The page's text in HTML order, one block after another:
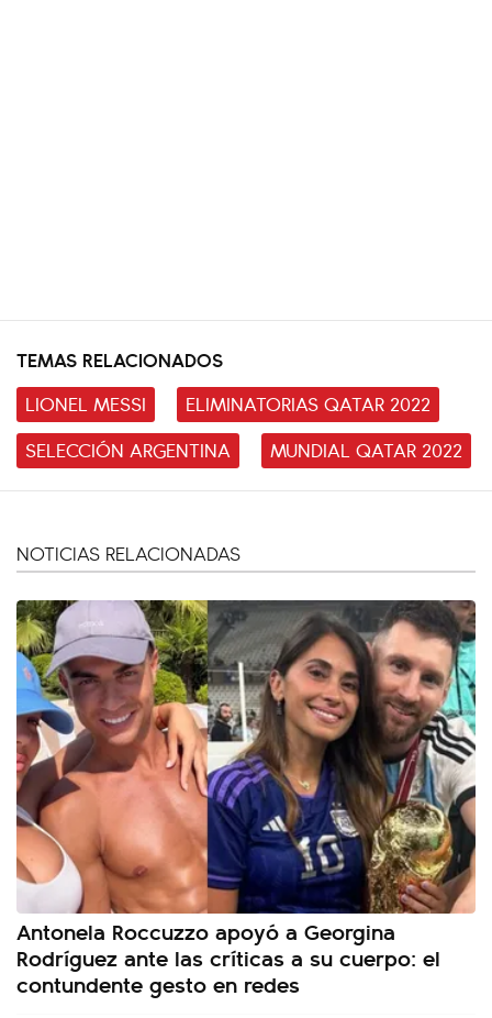
TEMAS RELACIONADOS
LIONEL MESSI
ELIMINATORIAS QATAR 2022
SELECCIÓN ARGENTINA
MUNDIAL QATAR 2022
NOTICIAS RELACIONADAS
Antonela Roccuzzo apoyó a Georgina
Rodríguez ante las críticas a su cuerpo: el
contundente gesto en redes